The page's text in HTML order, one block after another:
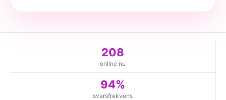
208
online nu
94%
svarsfrekvens